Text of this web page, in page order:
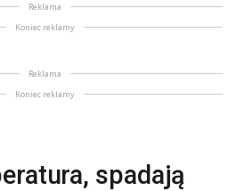
Reklama
Koniec reklamy
Reklama
Koniec reklamy
spadają